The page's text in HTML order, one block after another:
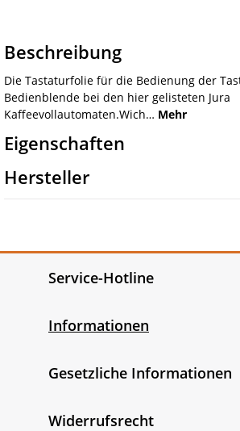
Beschreibung
Die Tastaturfolie für die Bedienung der
Bedienblende bei den hier gelisteten Jura
Kaffeevollautomaten.Wich… Mehr
Eigenschaften
Hersteller
Service-Hotline
Informationen
Gesetzliche Informationen
Widerrufsrecht